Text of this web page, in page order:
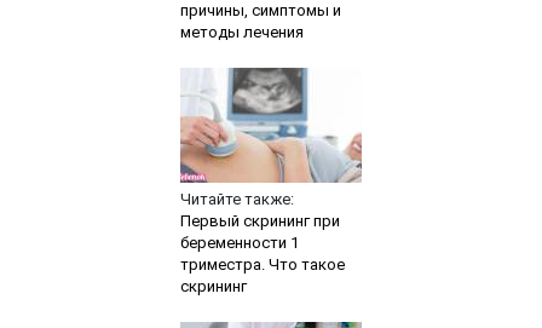
причины, симптомы и
методы лечения
Читайте также:
Первый скрининг при
беременности 1
триместра. Что такое
скрининг